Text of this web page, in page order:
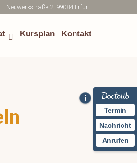
Termin
Nachricht
Anrufen
i
Neuwerkstraße 2, 99084 Erfurt
Kursplan Kontakt